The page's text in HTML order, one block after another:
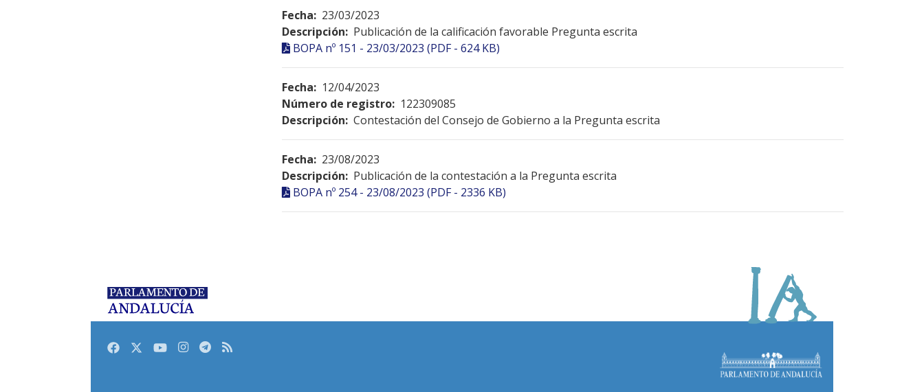
Fecha: 23/03/2023
Descripción: Publicación de la calificación favorable Pregunta escrita
BOPA nº 151 - 23/03/2023 (PDF - 624 KB)
Fecha: 12/04/2023
Número de registro: 122309085
Descripción: Contestación del Consejo de Gobierno a la Pregunta escrita
Fecha: 23/08/2023
Descripción: Publicación de la contestación a la Pregunta escrita
BOPA nº 254 - 23/08/2023 (PDF - 2336 KB)
FacebookTwitterYoutubeInstagram
Telegram
RSS